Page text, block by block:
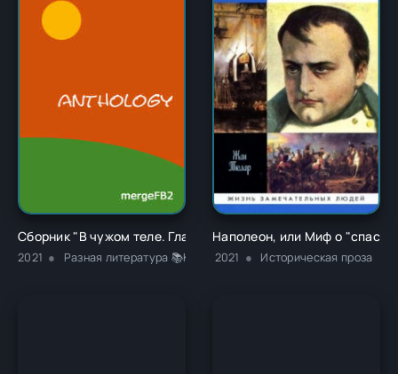
Сборник "В чужом теле. Глава 1" - Ричард Карл Лаймон
2021 Разная литература 📚Классика
Наполеон, или Миф о
2021 Историческая проза